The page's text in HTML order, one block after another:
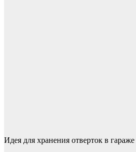
Идея для хранения отверток в гараже